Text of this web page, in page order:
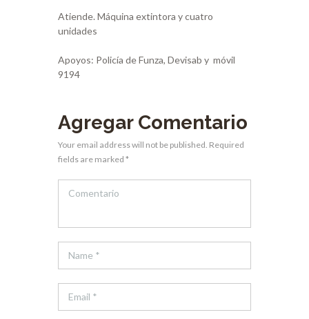
Atiende. Máquina extintora y cuatro
unidades
Apoyos: Policía de Funza, Devisab y móvil
9194
Agregar Comentario
Your email address will not be published. Required
fields are marked *